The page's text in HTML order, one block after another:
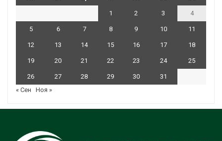
1 2 3 4
5 6 7 8 9 10 11
12 13 14 15 16 17 18
19 20 21 22 23 24 25
26 27 28 29 30
31
« Сен
Ноя »